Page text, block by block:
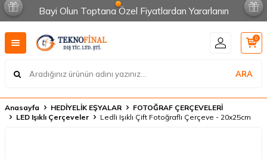
Bayi Olun Toptana Özel Fiyatlardan Yararlanın
ARA
0
Anasayfa HEDİYELİK EŞYALAR
FOTOĞRAF ÇERÇEVELERİ
LED Işıklı Çerçeveler
Ledli Işıklı Çift Fotoğraflı Çerçeve - 20x25cm